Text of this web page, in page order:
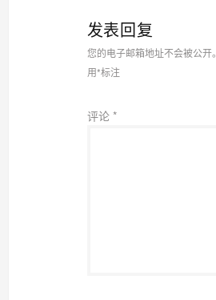
发表回复
您的电子邮箱地址不会被公开。
用*标注
评论 *